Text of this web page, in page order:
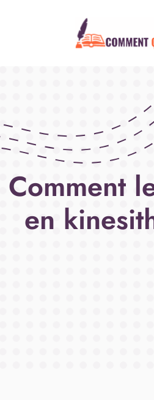
Comment
en